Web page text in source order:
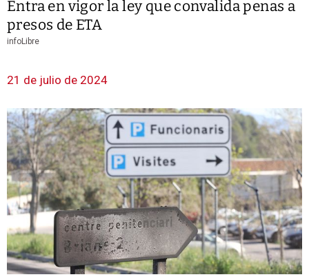
Entra en vigor la ley que convalida penas a
presos de ETA
infoLibre
21 de julio de 2024